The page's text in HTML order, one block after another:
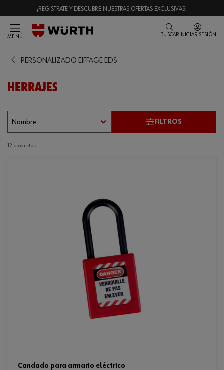
¡REGÍSTRATE Y DESCUBRE NUESTRAS OFERTAS EXCLUSIVAS!
MENÚ BUSCAR INICIAR SESIÓN
PERSONALIZADO EIFFAGE EDS
HERRAJES
FILTROS
12 productos
candado para armario eléctrico